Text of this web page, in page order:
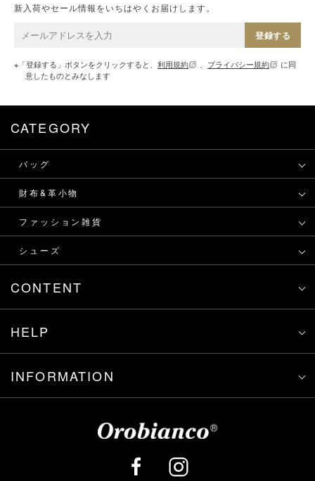
新入荷やセール情報をいちはやくお届けします。
登録する
※「登録する」ボタンをクリックすると、 利用規約 、 プライバシー規約
に同
意したものとみなします
CATEGORY
バッグ
財布&革小物
ファッション雑貨
シューズ
CONTENT
HELP
INFORMATION